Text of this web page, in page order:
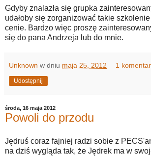
Gdyby znalazła się grupka
udałoby się zorganizować takie
cenie. Bardzo więc proszę
się do pana Andrzeja lub do mnie.
Unknown w dniu maja 25, 2012 1
Udostępnij
środa, 16 maja 2012
Powoli do przodu
Jędruś coraz fajniej radzi sobie z
na dziś wygląda tak, że Jędrek ma w